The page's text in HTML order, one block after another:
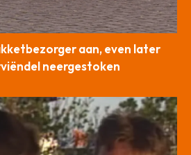
aan, even later
neergestoken